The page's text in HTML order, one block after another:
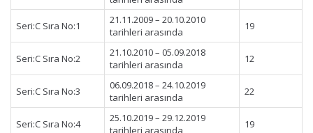
Seri:C Sıra No:1
21.11.2009 – 20.10.2010
tarihleri arasında
19
Seri:C Sıra No:2
21.10.2010 – 05.09.2018
tarihleri arasında
12
Seri:C Sıra No:3
06.09.2018 – 24.10.2019
tarihleri arasında
22
Seri:C Sıra No:4
25.10.2019 – 29.12.2019
tarihleri arasında
19